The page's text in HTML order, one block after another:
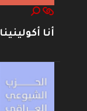
أنا أكولينينا